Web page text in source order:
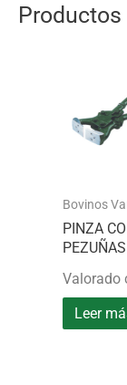
Bovinos
PINZA
Valorado
Leer